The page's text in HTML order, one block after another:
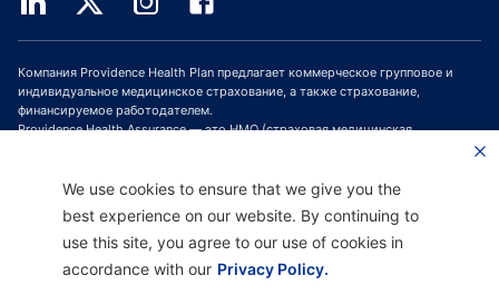
Компания Providence Health Plan предлагает коммерческое групповое и
индивидуальное медицинское страхование, а также страхование,
финансируемое работодателем.
Providence Health Assurance — это HMO (страховая медицинская
Medicare и Oregon Health Plan. Зачисление в программу медицинского
We use cookies to ensure that we give you the
best experience on our website. By continuing to
use this site, you agree to our use of cookies in
accordance with our Privacy Policy.